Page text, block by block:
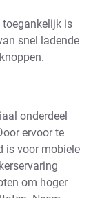
is
snel ladende
onderdeel
ervoor te
is voor mobiele
om hoger